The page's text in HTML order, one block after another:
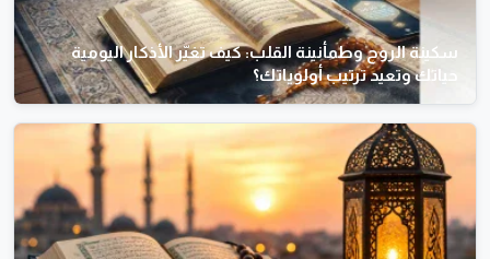
سكينة الروح وطمأنينة القلب: كيف تغيّر الأذكار اليومية
حياتك وتعيد ترتيب أولوياتك؟